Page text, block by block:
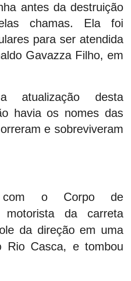
antes da destruição
chamas. Ela foi
para ser atendida
Gavazza Filho, em
atualização desta
havia os nomes das
e sobreviveram
com o Corpo de
da carreta
da direçãoem uma
Rio Casca, e tombou